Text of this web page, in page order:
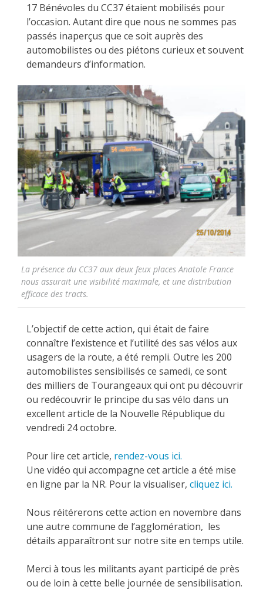
17 Bénévoles du CC37 étaient mobilisés pour
l’occasion. Autant dire que nous ne sommes pas
passés inaperçus que ce soit auprès des
automobilistes ou des piétons curieux et souvent
demandeurs d’information.
La présence du CC37 aux deux feux places Anatole France
nous assurait une visibilité maximale, et une distribution
efficace des tracts.
L’objectif de cette action, qui était de faire
connaître l’existence et l’utilité des sas vélos aux
usagers de la route, a été rempli. Outre les 200
automobilistes sensibilisés ce samedi, ce sont
des milliers de Tourangeaux qui ont pu découvrir
ou redécouvrir le principe du sas vélo dans un
excellent article de la Nouvelle République du
vendredi 24 octobre.
Pour lire cet article, rendez-vous ici.
Une vidéo qui accompagne cet article a été mise
en ligne par la NR. Pour la visualiser, cliquez ici.
Nous réitérerons cette action en novembre dans
une autre commune de l’agglomération, les
détails apparaîtront sur notre site en temps utile.
Merci à tous les militants ayant participé de près
ou de loin à cette belle journée de sensibilisation.